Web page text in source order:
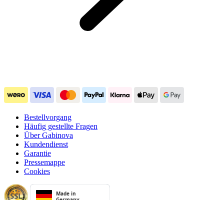
Bestellvorgang
Häufig gestellte Fragen
Über Gabinova
Kundendienst
Garantie
Pressemappe
Cookies